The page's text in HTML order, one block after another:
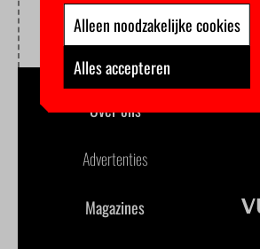
Over ons
Advertenties
Magazines
Alleen noodzakelijke cookies
Alles accepteren